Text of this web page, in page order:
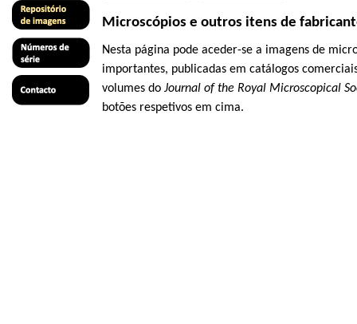
Microscópios e outros itens de
Nesta página pode aceder-se a imagens de
importantes, publicadas em catálogos
volumes doJournal of the Royal Microscopical
botões respetivos em cima.